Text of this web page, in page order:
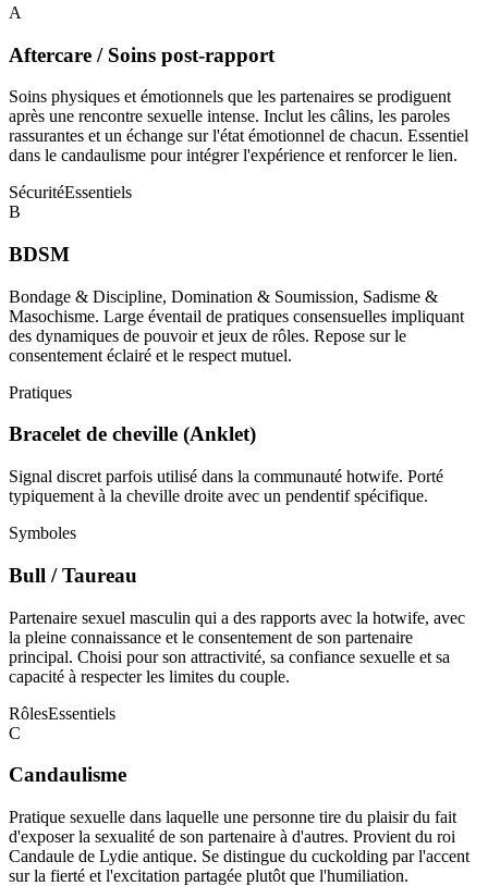
A
Aftercare / Soins post-rapport
Soins physiques et émotionnels que les partenaires se prodiguent
après une rencontre sexuelle intense. Inclut les câlins, les paroles
rassurantes et un échange sur l'état émotionnel de chacun. Essentiel
dans le candaulisme pour intégrer l'expérience et renforcer le lien.
SécuritéEssentiels
B
BDSM
Bondage & Discipline, Domination & Soumission, Sadisme &
Masochisme. Large éventail de pratiques consensuelles impliquant
des dynamiques de pouvoir et jeux de rôles. Repose sur le
consentement éclairé et le respect mutuel.
Pratiques
Bracelet de cheville (Anklet)
Signal discret parfois utilisé dans la communauté hotwife. Porté
typiquement à la cheville droite avec un pendentif spécifique.
Symboles
Bull / Taureau
Partenaire sexuel masculin qui a des rapports avec la hotwife, avec
la pleine connaissance et le consentement de son partenaire
principal. Choisi pour son attractivité, sa confiance sexuelle et sa
capacité à respecter les limites du couple.
RôlesEssentiels
C
Candaulisme
Pratique sexuelle dans laquelle une personne tire du plaisir du fait
d'exposer la sexualité de son partenaire à d'autres. Provient du roi
Candaule de Lydie antique. Se distingue du cuckolding par l'accent
sur la fierté et l'excitation partagée plutôt que l'humiliation.